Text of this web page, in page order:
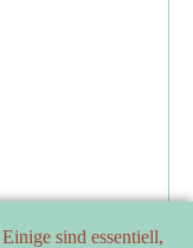
sind essentiell,